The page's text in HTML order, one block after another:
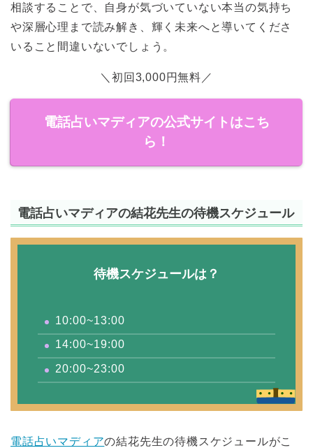
相談することで、自身が気づいていない本当の気持ち
や深層心理まで読み解き、輝く未来へと導いてくださ
いること間違いないでしょう。
＼初回3,000円無料／
電話占いマディアの公式サイトはこち
ら！
電話占いマディアの結花先生の待機スケジュール
待機スケジュールは？
10:00~13:00
14:00~19:00
20:00~23:00
電話占いマディアの結花先生の待機スケジュールがこ